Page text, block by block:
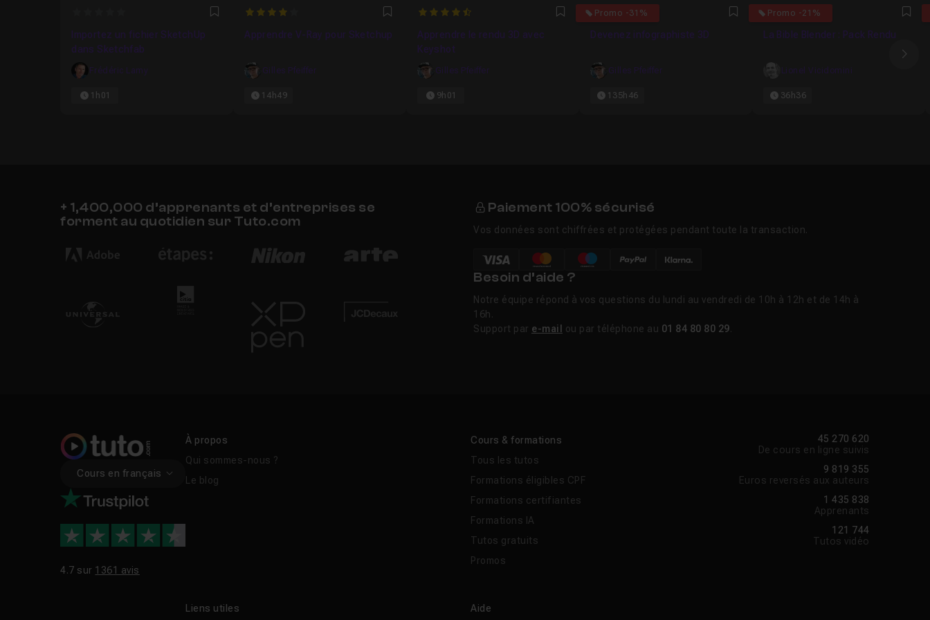
Favori
Importez un fichier SketchUp
dans Sketchfab
Frédéric Lamy
1h01
4 Favori
Apprendre V-Ray pour Sketchup
Gilles Pfeiffer
14h49
4.9090909090909 Favori
Apprendre le rendu 3D avec
Keyshot
Gilles Pfeiffer
9h01
Promo -31%
4.8 Favori
Devenez infographiste 3D
Gilles Pfeiffer
135h46
Promo -21%
5
La Bible Blender : Pack Rendu
Lionel Vicidomini
36h36
+ 1,400,000 d’apprenants et d’entreprises se
forment au quotidien sur Tuto.com
Paiement 100% sécurisé
Vos données sont chiffrées et protégées pendant toute la transaction.
Besoin d’aide ?
Notre équipe répond à vos questions du lundi au vendredi de 10h à 12h et de 14h à
16h.
Support par e-mail ou par téléphone au 01 84 80 80 29.
Cours en français
4.7 sur 1361 avis
À propos
Qui sommes-nous ?
Le blog
Cours & formations
Tous les tutos
Formations éligibles CPF
Formations certifiantes
Formations IA
Tutos gratuits
Promos
Liens utiles Aide
45 270 620
De cours en ligne suivis
9 819 355
Euros reversés aux auteurs
1 435 838
Apprenants
121 744
Tutos vidéo